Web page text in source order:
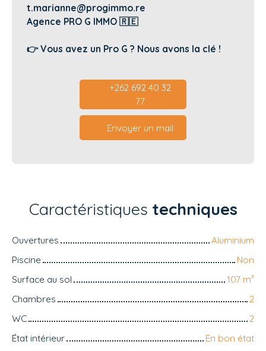
t.marianne@progimmo.re
Agence PRO G IMMO 🇷🇪
👉 Vous avez un Pro G ? Nous avons la clé !
+262 692 40 32
77
Envoyer un mail
Caractéristiques techniques
Ouvertures
Aluminium
Piscine
Non
Surface au sol
107 m²
Chambres
2
WC
2
État intérieur
En bon état